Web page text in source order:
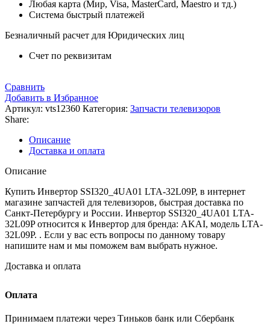
Любая карта (Мир, Visa, MasterCard, Maestro и тд.)
Система быстрый платежей
Безналичный расчет для Юридических лиц
Счет по реквизитам
Сравнить
Добавить в Избранное
Артикул: vts12360 Категория: Запчасти телевизоров
Share:
Описание
Доставка и оплата
Описание
Купить Инвертор SSI320_4UA01 LTA-32L09P, в интернет
магазине запчастей для телевизоров, быстрая доставка по
Санкт-Петербургу и России. Инвертор SSI320_4UA01 LTA-
32L09P относится к Инвертор для бренда: AKAI, модель LTA-
32L09P. . Если у вас есть вопросы по данному товару
напишите нам и мы поможем вам выбрать нужное.
Доставка и оплата
Оплата
Принимаем платежи через Тиньков банк или Сбербанк